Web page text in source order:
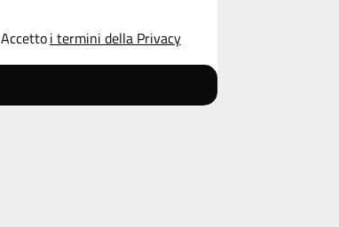
Accettoi termini della Privacy